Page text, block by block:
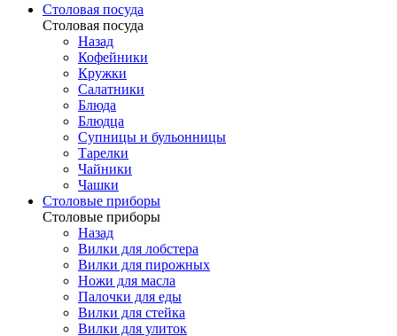
Столовая посуда
Столовая посуда
Назад
Кофейники
Кружки
Салатники
Блюда
Блюдца
Супницы и бульонницы
Тарелки
Чайники
Чашки
Cтоловые приборы
Cтоловые приборы
Назад
Вилки для лобстера
Вилки для пирожных
Ножи для масла
Палочки для еды
Вилки для стейка
Вилки для улиток